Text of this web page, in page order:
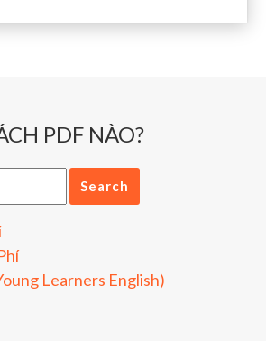
PDF NÀO?
Learners English)